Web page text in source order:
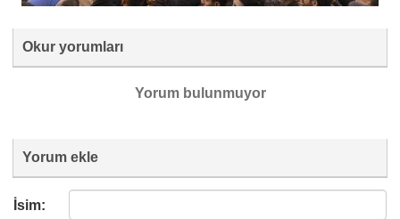
Okur yorumları
Yorum bulunmuyor
Yorum ekle
İsim: